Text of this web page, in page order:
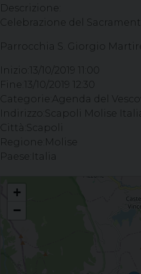
Descrizione:
Celebrazione del
Parrocchia S. Giorgio
Inizio: 13/10/2019 11:00
Fine: 13/10/2019 12:30
Categorie: Agenda del
Indirizzo: Scapoli Molise
Città: Scapoli
Regione: Molise
Paese: Italia
Martire, SCAPOLI (IS)
+
−